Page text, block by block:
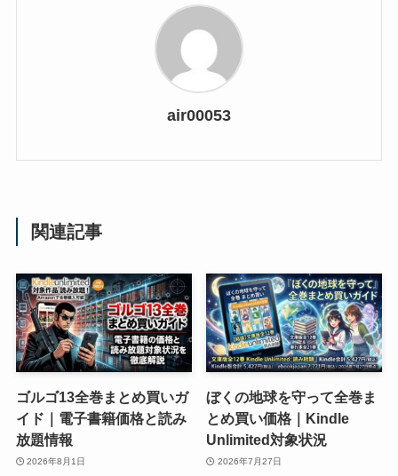
air00053
関連記事
ゴルゴ13全巻まとめ買いガ
イド｜電子書籍価格と読み
放題情報
2026年8月1日
ぼくの地球を守って全巻ま
とめ買い価格｜Kindle
Unlimited対象状況
2026年7月27日